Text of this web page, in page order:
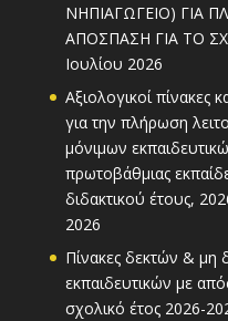
ΝΗΠΙΑΓΩΓΕΙΟ) ΓΙΑ
ΑΠΟΣΠΑΣΗ ΓΙΑ ΤΟ
Ιουλίου 2026
Αξιολογικοί πίνακες
για την πλήρωση
μόνιμων
πρωτοβάθμιας
διδακτικού έτους,
2026
Πίνακες δεκτών &
εκπαιδευτικών με
σχολικό έτος 2026-